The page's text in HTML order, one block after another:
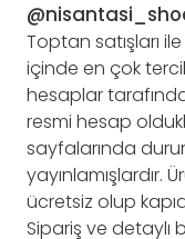
Toptan satışları
içinde en çok
hesaplar
resmi hesap
sayfalarında
yayınlamışlardır.
ücretsiz olup
Sipariş ve detaylı